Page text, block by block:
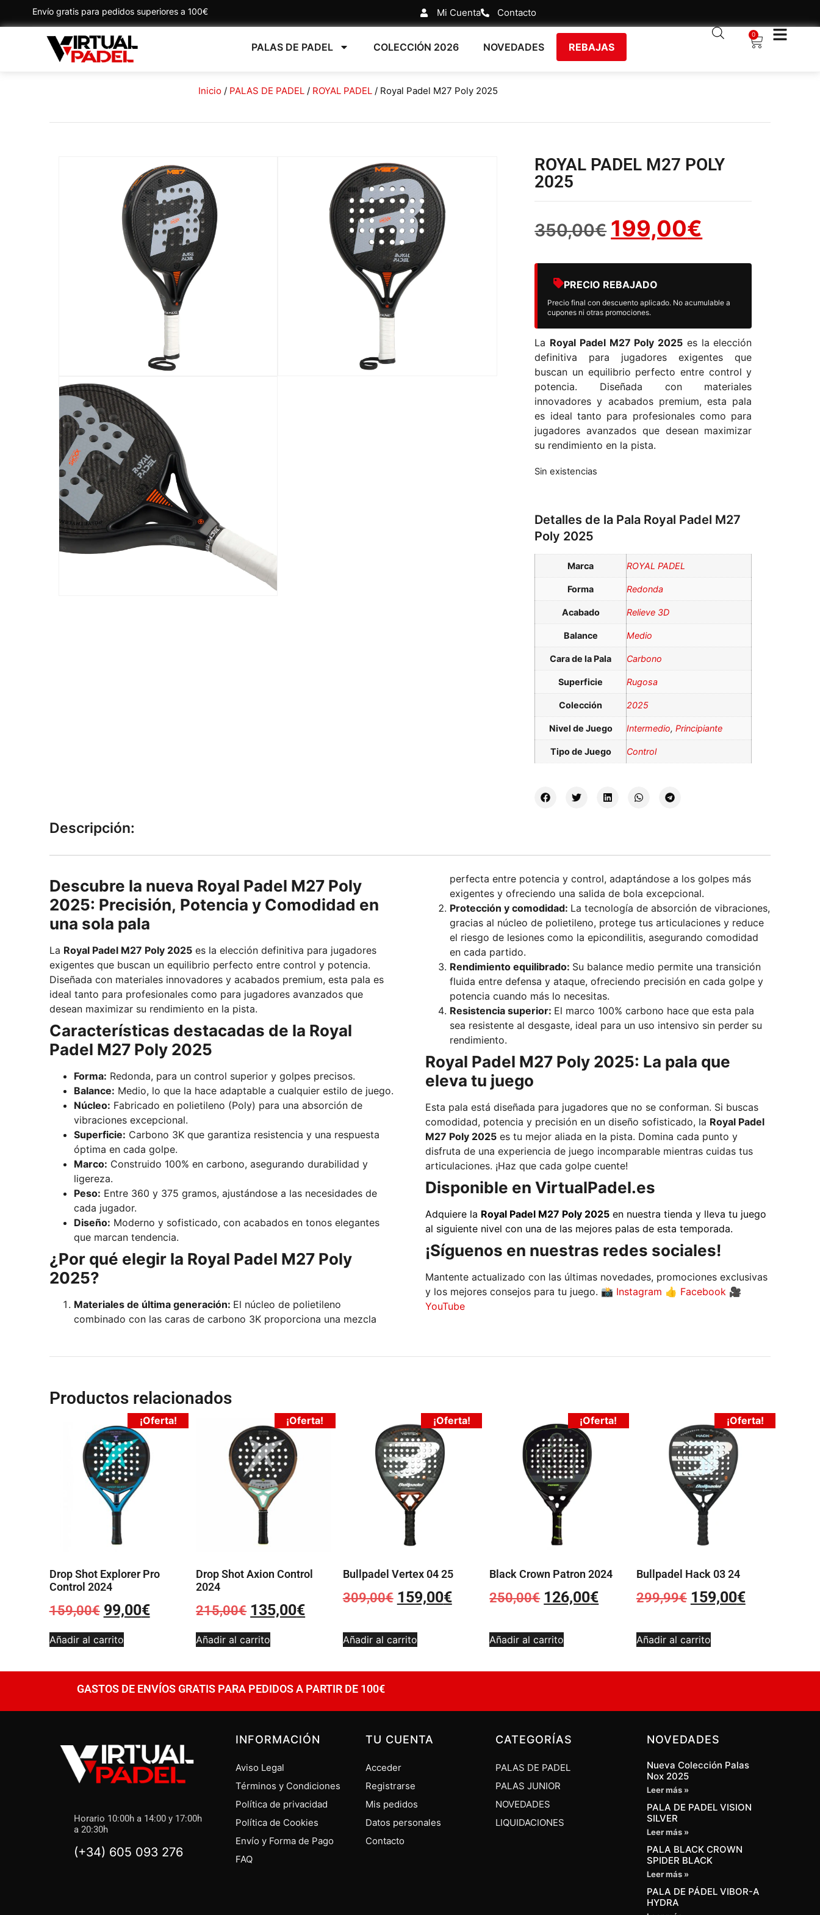
Envío gratis para pedidos superiores a 100€ Mi Cuenta Contacto
PALAS DE PADEL COLECCIÓN 2026 NOVEDADES REBAJAS
0
Inicio/ PALAS DE PADEL/ ROYAL PADEL/ Royal Padel M27 Poly 2025
ROYAL PADEL M27 POLY
2025
350,00€ 199,00€
PRECIO REBAJADO
Precio final con descuento aplicado. No acumulable a
cupones ni otras promociones.
La Royal Padel M27 Poly 2025 es la elección
definitiva para jugadores exigentes que
buscan un equilibrio perfecto entre control y
potencia. Diseñada con materiales
innovadores y acabados premium, esta pala
es ideal tanto para profesionales como para
jugadores avanzados que desean maximizar
su rendimiento en la pista.
Sin existencias
Detalles de la Pala Royal Padel M27
Poly 2025
Marca ROYAL PADEL
Forma Redonda
Acabado Relieve 3D
Balance Medio
Cara de la Pala Carbono
Superficie Rugosa
Colección 2025
Nivel de Juego Intermedio,Principiante
Tipo de Juego Control
Descripción:
Descubre la nueva Royal Padel M27 Poly
2025: Precisión, Potencia y Comodidad en
una sola pala
La Royal Padel M27 Poly 2025es la elección definitiva para jugadores
exigentes que buscan un equilibrio perfecto entre control y potencia.
Diseñada con materiales innovadores y acabados premium, esta pala es
ideal tanto para profesionales como para jugadores avanzados que
desean maximizar su rendimiento en la pista.
Características destacadas de la Royal
Padel M27 Poly 2025
Forma: Redonda, para un control superior y golpes precisos.
Balance: Medio, lo que la hace adaptable a cualquier estilo de juego.
Núcleo: Fabricado en polietileno (Poly) para una absorción de
vibraciones excepcional.
Superficie: Carbono 3K que garantiza resistencia y una respuesta
óptima en cada golpe.
Marco: Construido 100% en carbono, asegurando durabilidad y
ligereza.
Peso: Entre 360 y 375 gramos, ajustándose a las necesidades de
cada jugador.
Diseño: Moderno y sofisticado, con acabados en tonos elegantes
que marcan tendencia.
¿Por qué elegir la Royal Padel M27 Poly
2025?
Materiales de última generación: El núcleo de polietileno
combinado con las caras de carbono 3K proporciona una mezcla
perfecta entre potencia y control, adaptándose a los golpes más
exigentes y ofreciendo una salida de bola excepcional.
Protección y comodidad: La tecnología de absorción de vibraciones,
gracias al núcleo de polietileno, protege tus articulaciones y reduce
el riesgo de lesiones como la epicondilitis, asegurando comodidad
en cada partido.
Rendimiento equilibrado: Su balance medio permite una transición
fluida entre defensa y ataque, ofreciendo precisión en cada golpe y
potencia cuando más lo necesitas.
Resistencia superior: El marco 100% carbono hace que esta pala
sea resistente al desgaste, ideal para un uso intensivo sin perder su
rendimiento.
Royal Padel M27 Poly 2025: La pala que
eleva tu juego
Esta pala está diseñada para jugadores que no se conforman. Si buscas
comodidad, potencia y precisión en un diseño sofisticado, la Royal Padel
M27 Poly 2025 es tu mejor aliada en la pista. Domina cada punto y
disfruta de una experiencia de juego incomparable mientras cuidas tus
articulaciones. ¡Haz que cada golpe cuente!
Disponible en VirtualPadel.es
Adquiere la Royal Padel M27 Poly 2025 en nuestra tienda y lleva tu juego
al siguiente nivel con una de las mejores palas de esta temporada.
¡Síguenos en nuestras redes sociales!
Mantente actualizado con las últimas novedades, promociones exclusivas
y los mejores consejos para tu juego. 📸 Instagram 👍 Facebook 🎥
YouTube
Productos relacionados
¡Oferta!
Drop Shot Explorer Pro
Control 2024
159,00€ 99,00€
Añadir al carrito
¡Oferta!
Drop Shot Axion Control
2024
215,00€ 135,00€
Añadir al carrito
¡Oferta!
Bullpadel Vertex 04 25
309,00€ 159,00€
Añadir al carrito
¡Oferta!
Black Crown Patron 2024
250,00€ 126,00€
Añadir al carrito
¡Oferta!
Bullpadel Hack 03 24
299,99€ 159,00€
Añadir al carrito
GASTOS DE ENVÍOS GRATIS PARA PEDIDOS A PARTIR DE 100€
Horario 10:00h a 14:00 y 17:00h
a 20:30h
(+34) 605 093 276
INFORMACIÓN
Aviso Legal
Términos y Condiciones
Política de privacidad
Política de Cookies
Envío y Forma de Pago
FAQ
TU CUENTA
Acceder
Registrarse
Mis pedidos
Datos personales
Contacto
CATEGORÍAS
PALAS DE PADEL
PALAS JUNIOR
NOVEDADES
LIQUIDACIONES
NOVEDADES
Nueva Colección Palas
Nox 2025
Leer más »
PALA DE PADEL VISION
SILVER
Leer más »
PALA BLACK CROWN
SPIDER BLACK
Leer más »
PALA DE PÁDEL VIBOR-A
HYDRA